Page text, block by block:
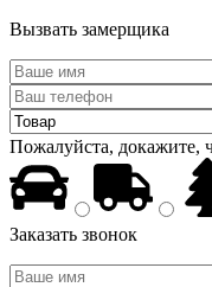
Вызвать замерщика
Пожалуйста, докажите,
Заказать звонок